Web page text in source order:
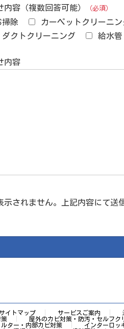
内容（複数回答可能） （必須）
掃除 カーペットクリーニン
ダクトクリーニング
給水
内容
示されません。上記内容にて送
イトマップ サービスご案内
策
屋外のカビ対策・防汚・セルフク
ルター・内部カビ対策
インターロッ